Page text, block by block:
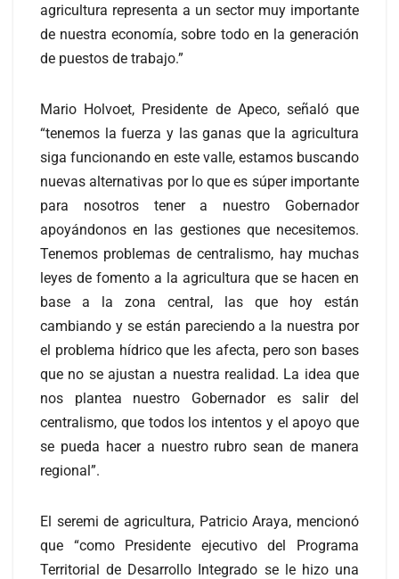
agricultura representa a un sector muy importante
de nuestra economía, sobre todo en la generación
de puestos de trabajo.”
Mario Holvoet, Presidente de Apeco, señaló que
“tenemos la fuerza y las ganas que la agricultura
siga funcionando en este valle, estamos buscando
nuevas alternativas por lo que es súper importante
para nosotros tener a nuestro Gobernador
apoyándonos en las gestiones que necesitemos.
Tenemos problemas de centralismo, hay muchas
leyes de fomento a la agricultura que se hacen en
base a la zona central, las que hoy están
cambiando y se están pareciendo a la nuestra por
el problema hídrico que les afecta, pero son bases
que no se ajustan a nuestra realidad. La idea que
nos plantea nuestro Gobernador es salir del
centralismo, que todos los intentos y el apoyo que
se pueda hacer a nuestro rubro sean de manera
regional”.
El seremi de agricultura, Patricio Araya, mencionó
que “como Presidente ejecutivo del Programa
Territorial de Desarrollo Integrado se le hizo una